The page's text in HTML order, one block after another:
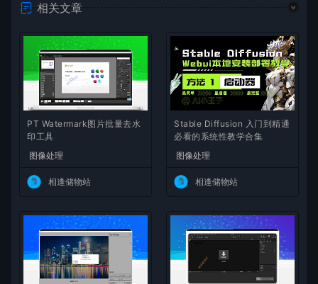
相关文章
PT Watermark图片批量去水
印工具
图像处理
相逢储物站
Stable Diffusion 入门到精通
必看的系统性教学合集
图像处理
相逢储物站